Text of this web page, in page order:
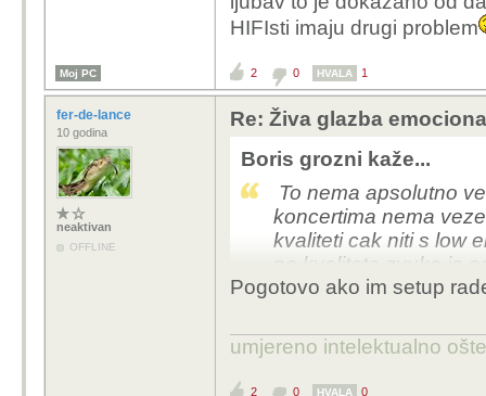
HIFIsti imaju drugi problem
Moj PC 2 0 HVALA 1
fer-de-lance
10 godina
neaktivan
OFFLINE
Re: Živa glazba
Boris grozni kaže...
To nema apsolutno
koncertima nema
kvaliteti cak niti s low
no kvaliteta zvuka je
Pogotovo ako im setup
umjereno intelektualno
2 0 HVALA 0